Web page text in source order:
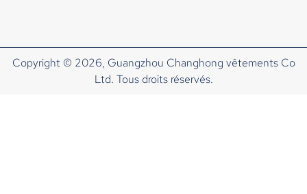
Copyright © 2026, Guangzhou Changhong vêtements Co
Ltd. Tous droits réservés.